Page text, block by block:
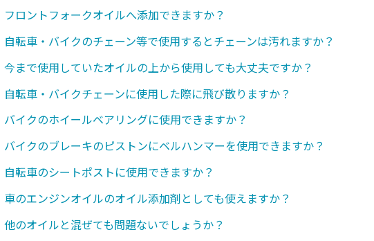
フロントフォークオイルへ添加できますか？
自転車・バイクのチェーン等で使用するとチェーンは汚れますか？
今まで使用していたオイルの上から使用しても大丈夫ですか？
自転車・バイクチェーンに使用した際に飛び散りますか？
バイクのホイールベアリングに使用できますか？
バイクのブレーキのピストンにベルハンマーを使用できますか？
自転車のシートポストに使用できますか？
車のエンジンオイルのオイル添加剤としても使えますか？
他のオイルと混ぜても問題ないでしょうか？